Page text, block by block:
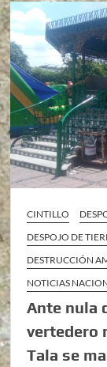
CINTILLO
DESPOJO DE
DESTRUCCIÓN
NOTICIAS
Ante nula
vertedero
Tala se